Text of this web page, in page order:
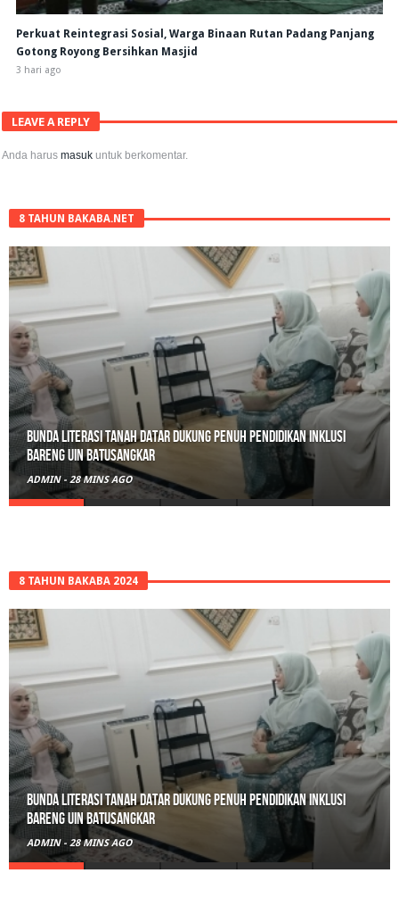
Perkuat Reintegrasi Sosial, Warga Binaan Rutan Padang Panjang
Gotong Royong Bersihkan Masjid
3 hari ago
LEAVE A REPLY
Anda harusmasuk untuk berkomentar.
8 TAHUN BAKABA.NET
Belajar Hari Ini, Bertumbuh Untuk Esok: Langkah Kecil Tanah
Datar Menuju Masa Depan Digital
ADMIN - 13 JAM AGO
8 TAHUN BAKABA 2024
Belajar Hari Ini, Bertumbuh Untuk Esok: Langkah Kecil Tanah
Datar Menuju Masa Depan Digital
ADMIN - 13 JAM AGO